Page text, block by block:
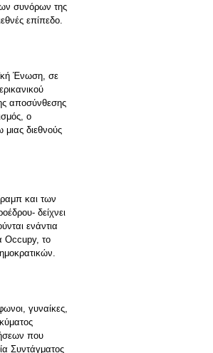
συνόρων της
επίπεδο.
Ένωση, σε
αποσύνθεσης
ο
διεθνούς
και των
δείχνει
ενάντια
Occupy, το
γυναίκες,
που
Συντάγματος